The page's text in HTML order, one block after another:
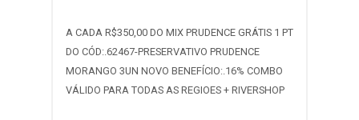
A CADA R$350,00 DO MIX PRUDENCE GRÁTIS 1 PT
DO CÓD:.62467-PRESERVATIVO PRUDENCE
MORANGO 3UN NOVO BENEFÍCIO:.16% COMBO
VÁLIDO PARA TODAS AS REGIOES + RIVERSHOP